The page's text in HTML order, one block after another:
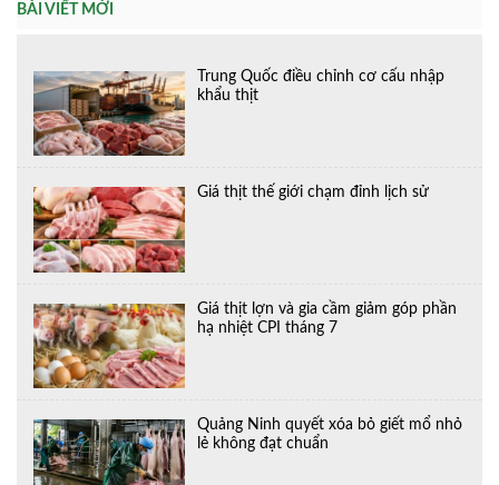
BÀI VIẾT MỚI
Trung Quốc điều chỉnh cơ cấu nhập
khẩu thịt
Giá thịt thế giới chạm đỉnh lịch sử
Giá thịt lợn và gia cầm giảm góp phần
hạ nhiệt CPI tháng 7
Quảng Ninh quyết xóa bỏ giết mổ nhỏ
lẻ không đạt chuẩn